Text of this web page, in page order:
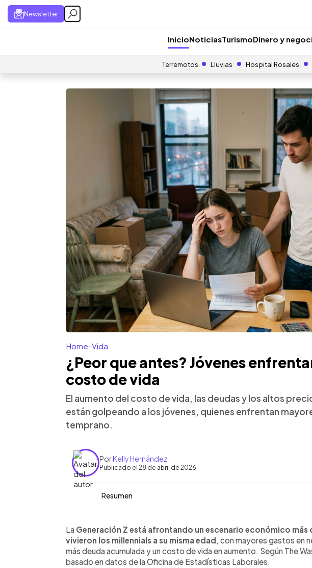
Newsletter
InicioNoticiasTurismoDinero y
Terremotos Lluvias Hospital Rosales
Home-Vida
¿Peor que antes? Jóvenes
costo de vida
El aumento del costo de vida, las deudas y los altos
están golpeando a los jóvenes, quienes enfrentan
temprano.
PorKelly Hernández
Publicado el 28 de abril de 2026
Resumen
Escuchar artículo
La Generación Z enfrenta mayores presiones económicas
millennials a la misma edad, con más gasto en vivienda,
básicas, según el Washington Post. Aunque sus ingresos
hacen al ritmo de los costos, lo que incrementa su
La Generación Z está afrontando un escenario económico más
vivieron los millennials a su misma edad, con mayores gastos en
más deuda acumulada y un costo de vida en aumento. Según The
basado en datos de la Oficina de Estadísticas Laborales.